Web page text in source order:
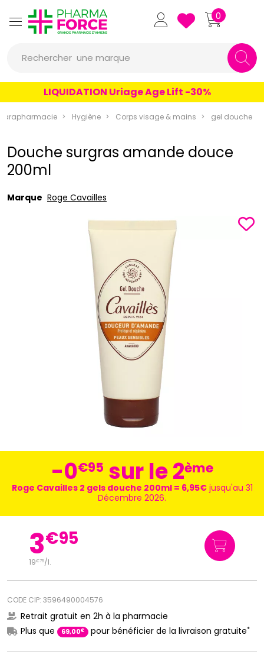
Pharmaforce Grande Pharmacie
0
Rechercher
un produit
une marque
LIQUIDATION Uriage Age Lift -30%
Parapharmacie Hygiène Corps visage & mains gel douche
Douche surgras amande douce
200ml
Marque Roge Cavailles
-0€95 sur le 2ème
Roge Cavailles 2 gels douche 200ml = 6,95€jusqu'au 31
Décembre 2026.
3€95
19€75/l.
CODE CIP: 3596490004576
Retrait gratuit en 2h à la pharmacie
Plus que
69,00€ pour bénéficier de la livraison gratuite*